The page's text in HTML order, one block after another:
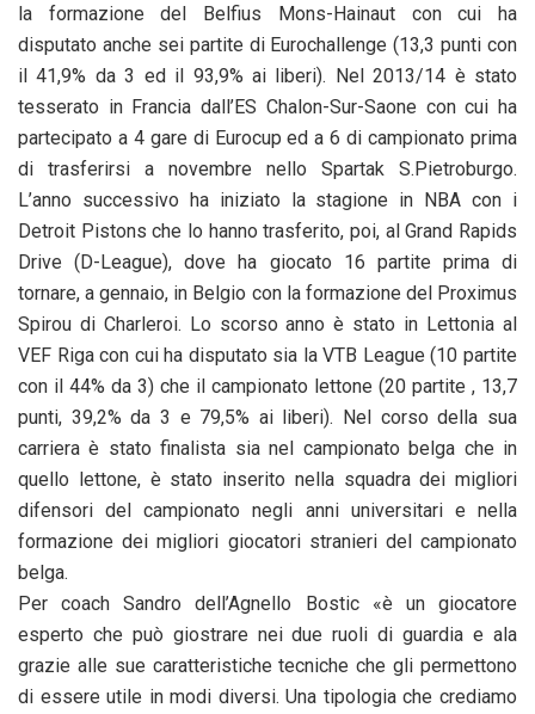
la formazione del Belfius Mons-Hainaut con cui ha
disputato anche sei partite di Eurochallenge (13,3 punti con
il 41,9% da 3 ed il 93,9% ai liberi). Nel 2013/14 è stato
tesserato in Francia dall’ES Chalon-Sur-Saone con cui ha
partecipato a 4 gare di Eurocup ed a 6 di campionato prima
di trasferirsi a novembre nello Spartak S.Pietroburgo.
L’anno successivo ha iniziato la stagione in NBA con i
Detroit Pistons che lo hanno trasferito, poi, al Grand Rapids
Drive (D-League), dove ha giocato 16 partite prima di
tornare, a gennaio, in Belgio con la formazione del Proximus
Spirou di Charleroi. Lo scorso anno è stato in Lettonia al
VEF Riga con cui ha disputato sia la VTB League (10 partite
con il 44% da 3) che il campionato lettone (20 partite , 13,7
punti, 39,2% da 3 e 79,5% ai liberi). Nel corso della sua
carriera è stato finalista sia nel campionato belga che in
quello lettone, è stato inserito nella squadra dei migliori
difensori del campionato negli anni universitari e nella
formazione dei migliori giocatori stranieri del campionato
belga.
Per coach Sandro dell’Agnello Bostic «è un giocatore
esperto che può giostrare nei due ruoli di guardia e ala
grazie alle sue caratteristiche tecniche che gli permettono
di essere utile in modi diversi. Una tipologia che crediamo